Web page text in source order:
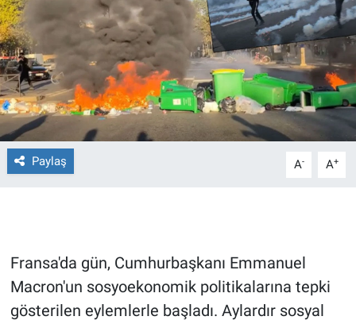
Paylaş A- A+
Fransa'da gün, Cumhurbaşkanı Emmanuel
Macron'un sosyoekonomik politikalarına tepki
gösterilen eylemlerle başladı. Aylardır sosyal
Ekonomi
Forum
Gerçeğin İzinde
Gün Başlıyor
Gündem Özel
Günün görüntüsü